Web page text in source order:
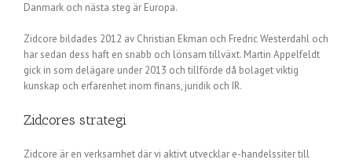
Danmark och nästa steg är Europa.
Zidcore bildades 2012 av Christian Ekman och Fredric Westerdahl och
har sedan dess haft en snabb och lönsam tillväxt. Martin Appelfeldt
gick in som delägare under 2013 och tillförde då bolaget viktig
kunskap och erfarenhet inom finans, juridik och IR.
Zidcores strategi
Zidcore är en verksamhet där vi aktivt utvecklar e-handelssiter till